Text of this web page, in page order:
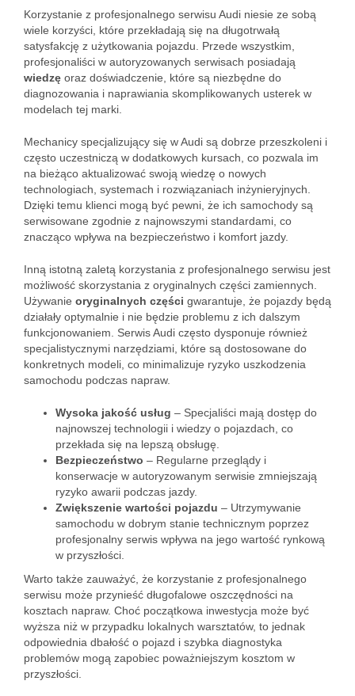
Korzystanie z profesjonalnego serwisu Audi niesie ze sobą
wiele korzyści, które przekładają się na długotrwałą
satysfakcję z użytkowania pojazdu. Przede wszystkim,
profesjonaliści w autoryzowanych serwisach posiadają
wiedzę oraz doświadczenie, które są niezbędne do
diagnozowania i naprawiania skomplikowanych usterek w
modelach tej marki.
Mechanicy specjalizujący się w Audi są dobrze przeszkoleni i
często uczestniczą w dodatkowych kursach, co pozwala im
na bieżąco aktualizować swoją wiedzę o nowych
technologiach, systemach i rozwiązaniach inżynieryjnych.
Dzięki temu klienci mogą być pewni, że ich samochody są
serwisowane zgodnie z najnowszymi standardami, co
znacząco wpływa na bezpieczeństwo i komfort jazdy.
Inną istotną zaletą korzystania z profesjonalnego serwisu jest
możliwość skorzystania z oryginalnych części zamiennych.
Używanie oryginalnych części gwarantuje, że pojazdy będą
działały optymalnie i nie będzie problemu z ich dalszym
funkcjonowaniem. Serwis Audi często dysponuje również
specjalistycznymi narzędziami, które są dostosowane do
konkretnych modeli, co minimalizuje ryzyko uszkodzenia
samochodu podczas napraw.
Wysoka jakość usług – Specjaliści mają dostęp do
najnowszej technologii i wiedzy o pojazdach, co
przekłada się na lepszą obsługę.
Bezpieczeństwo – Regularne przeglądy i
konserwacje w autoryzowanym serwisie zmniejszają
ryzyko awarii podczas jazdy.
Zwiększenie wartości pojazdu – Utrzymywanie
samochodu w dobrym stanie technicznym poprzez
profesjonalny serwis wpływa na jego wartość rynkową
w przyszłości.
Warto także zauważyć, że korzystanie z profesjonalnego
serwisu może przynieść długofalowe oszczędności na
kosztach napraw. Choć początkowa inwestycja może być
wyższa niż w przypadku lokalnych warsztatów, to jednak
odpowiednia dbałość o pojazd i szybka diagnostyka
problemów mogą zapobiec poważniejszym kosztom w
przyszłości.